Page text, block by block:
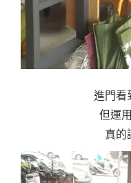
進門看
但運
真的